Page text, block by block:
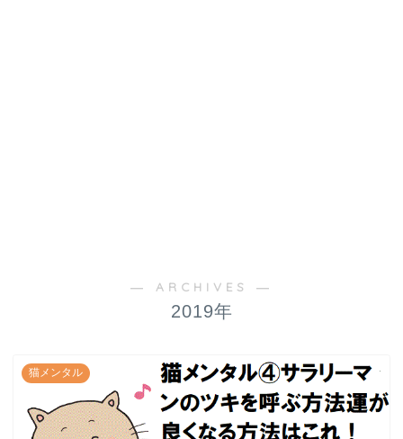
― ARCHIVES ―
2019年
猫メンタル